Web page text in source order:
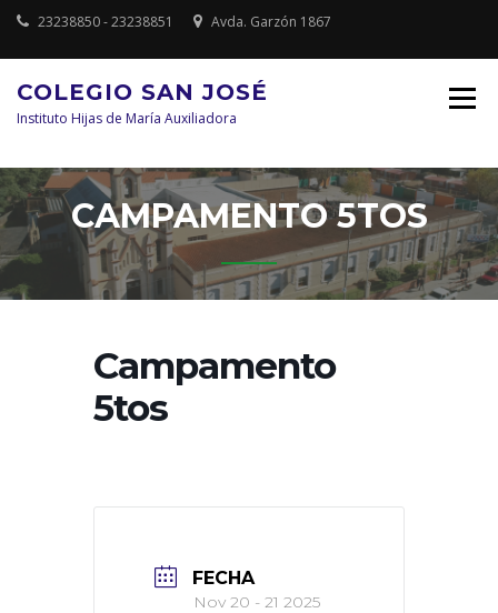
Saltar
contenido
23238850 - 23238851 Avda. Garzón 1867
COLEGIO SAN JOSÉ
Instituto Hijas de María Auxiliadora
CAMPAMENTO 5TOS
Campamento
5tos
FECHA
Nov 20 - 21 2025